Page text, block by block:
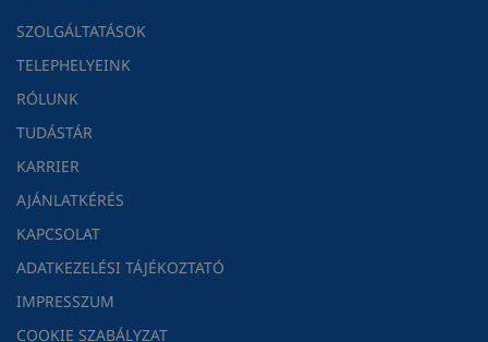
SZOLGÁLTATÁSOK
TELEPHELYEINK
RÓLUNK
TUDÁSTÁR
KARRIER
AJÁNLATKÉRÉS
KAPCSOLAT
ADATKEZELÉSI TÁJÉKOZTATÓ
IMPRESSZUM
COOKIE SZABÁLYZAT